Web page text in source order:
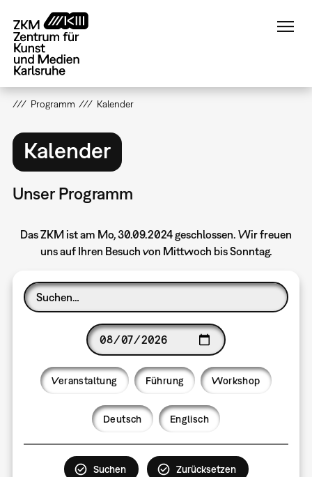
zum
Inhalt
Programm Kalender
Kalender
Unser Programm
Das ZKM ist am Mo, 30.09.2024 geschlossen. Wir freuen
uns auf Ihren Besuch von Mittwoch bis Sonntag.
Veranstaltung Führung Workshop
Deutsch Englisch